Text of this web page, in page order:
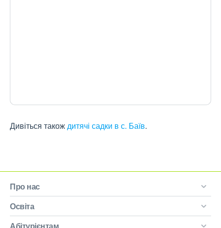
Дивіться такождитячі садки в с. Баїв.
Про нас
Освіта